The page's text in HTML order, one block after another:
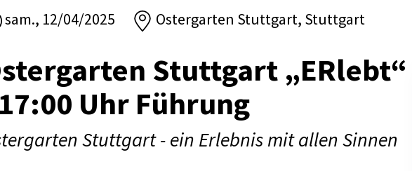
sam., 12/04/2025 Ostergarten Stuttgart, Stuttgart
Stuttgart „ERlebt“
Uhr Führung
Stuttgart - ein Erlebnis mit allen Sinnen